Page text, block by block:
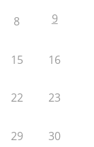
8 9
15 16
22 23
29 30